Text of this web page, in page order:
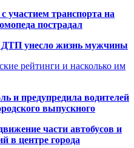
участием транспорта на
пострадал
ДТП унесло жизнь мужчины
рейтинги и насколько им
и предупредила водителей
выпускного
части автобусов и
в центре города